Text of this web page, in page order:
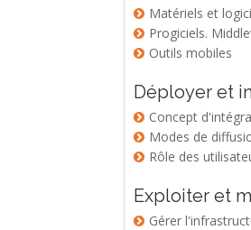
Matériels et
Progiciels.
Outils mobiles
Déployer et
Concept
Modes de
Rôle des
Exploiter et
Gérer